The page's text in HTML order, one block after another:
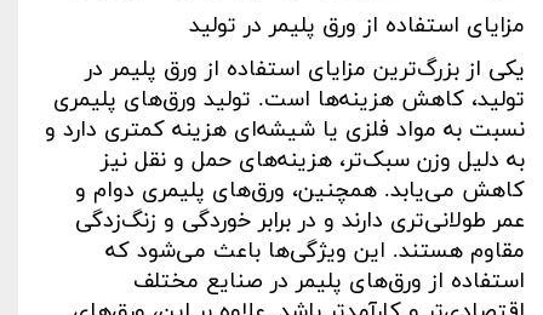
مزایای استفاده از ورق پلیمر در تولید
یکی از بزرگ‌ترین مزایای استفاده از ورق پلیمر در
تولید، کاهش هزینه‌ها است. تولید ورق‌های پلیمری
نسبت به مواد فلزی یا شیشه‌ای هزینه کمتری دارد و
به دلیل وزن سبک‌تر، هزینه‌های حمل و نقل نیز
کاهش می‌یابد. همچنین، ورق‌های پلیمری دوام و
عمر طولانی‌تری دارند و در برابر خوردگی و زنگ‌زدگی
مقاوم هستند. این ویژگی‌ها باعث می‌شود که
استفاده از ورق‌های پلیمر در صنایع مختلف